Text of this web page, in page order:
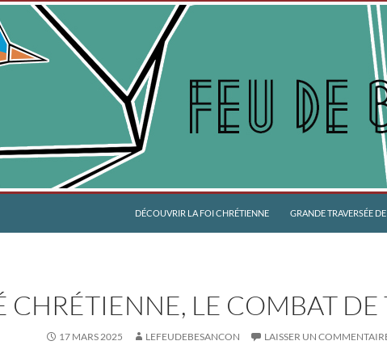
DÉCOUVRIR LA FOI CHRÉTIENNE GRANDE TRAVERSÉE
CHRÉTIENNE, LE COMBAT
17 MARS 2025 LEFEUDEBESANCON LAISSER UN